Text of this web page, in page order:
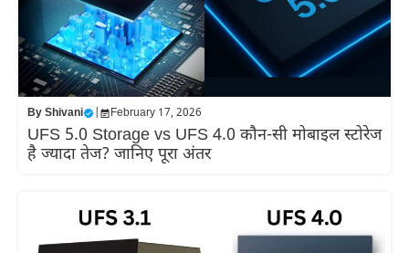
ByShivani February 17, 2026
UFS 5.0 Storage vs UFS 4.0 कौन-सी मोबाइल स्टोरेज
है ज्यादा तेज? जानिए पूरा अंतर